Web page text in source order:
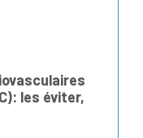
les éviter,